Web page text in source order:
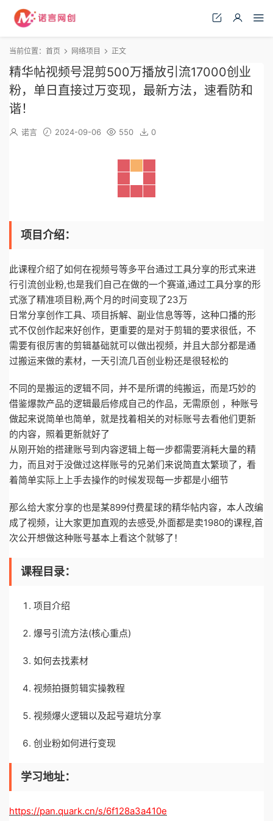
当前位置： 首页 网络项目 正文
精华帖视频号混剪500万播放引流17000创业
粉，单日直接过万变现，最新方法，速看防和
谐！
诺言 2024-09-06 550 0
项目介绍：
此课程介绍了如何在视频号等多平台通过工具分享的形式来进
行引流创业粉,也是我们自己在做的一个赛道,通过工具分享的形
式涨了精准项目粉,两个月的时间变现了23万
日常分享创作工具、项目拆解、副业信息等等，这种口播的形
式不仅创作起来好创作，更重要的是对于剪辑的要求很低，不
需要有很厉害的剪辑基础就可以做出视频，并且大部分都是通
过搬运来做的素材，一天引流几百创业粉还是很轻松的
不同的是搬运的逻辑不同，并不是所谓的纯搬运，而是巧妙的
借鉴爆款产品的逻辑最后修成自己的作品，无需原创 ，种账号
做起来说简单也简单，就是找着相关的对标账号去看他们更新
的内容，照着更新就好了
从刚开始的搭建账号到内容逻辑上每一步都需要消耗大量的精
力，而且对于没做过这样账号的兄弟们来说简直太繁琐了，看
着简单实际上上手去操作的时候发现每一步都是小细节
那么给大家分享的也是某899付费星球的精华帖内容，本人改编
成了视频，让大家更加直观的去感受,外面都是卖1980的课程,首
次公开想做这种账号基本上看这个就够了！
课程目录：
项目介绍
爆号引流方法(核心重点)
如何去找素材
视频拍摄剪辑实操教程
视频爆火逻辑以及起号避坑分享
创业粉如何进行变现
学习地址：
https://pan.quark.cn/s/6f128a3a410e